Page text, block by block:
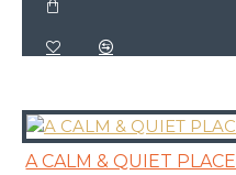
A CALM & QUIET PLACE